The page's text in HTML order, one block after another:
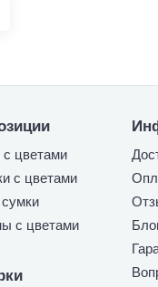
цветами
с цветами
с цветами